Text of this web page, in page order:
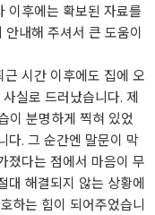
이후에는 확보된 자료를
내해 주셔서 큰 도움이
시간 이후에도 집에 오
실로 드러났습니다. 제
이 분명하게 찍혀 있었
다. 그 순간엔 말문이 막
졌다는 점에서 마음이 무
대 해결되지 않는 상황에
하는 힘이 되어주었습니